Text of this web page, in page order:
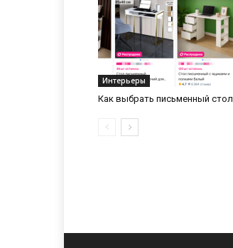
Интерьеры
Как выбрать письменный стол